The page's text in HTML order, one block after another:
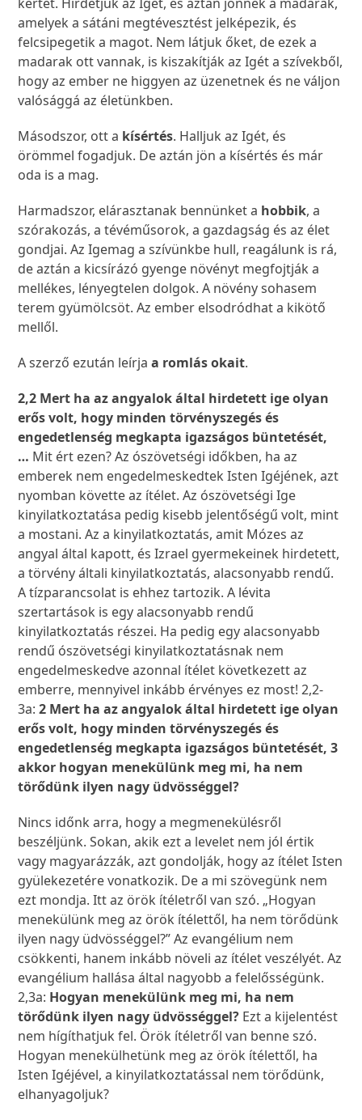
amelyek a sátáni megtévesztést jelképezik, és
felcsipegetik a magot. Nem látjuk őket, de ezek a
madarak ott vannak, is kiszakítják az Igét a szívekből,
hogy az ember ne higgyen az üzenetnek és ne váljon
valósággá az életünkben.
Másodszor, ott a kísértés. Halljuk az Igét, és
örömmel fogadjuk. De aztán jön a kísértés és már
oda is a mag.
Harmadszor, elárasztanak bennünket a hobbik, a
szórakozás, a tévéműsorok, a gazdagság és az élet
gondjai. Az Igemag a szívünkbe hull, reagálunk is rá,
de aztán a kicsírázó gyenge növényt megfojtják a
mellékes, lényegtelen dolgok. A növény sohasem
terem gyümölcsöt. Az ember elsodródhat a kikötő
mellől.
A szerző ezután leírjaa romlás okait.
2,2 Mert ha az angyalok által hirdetett ige olyan
erős volt, hogy minden törvényszegés és
engedetlenség megkapta igazságos büntetését,
… Mit ért ezen? Az ószövetségi időkben, ha az
emberek nem engedelmeskedtek Isten Igéjének, azt
nyomban követte az ítélet. Az ószövetségi Ige
kinyilatkoztatása pedig kisebb jelentőségű volt, mint
a mostani. Az a kinyilatkoztatás, amit Mózes az
angyal által kapott, és Izrael gyermekeinek hirdetett,
a törvény általi kinyilatkoztatás, alacsonyabb rendű.
A tízparancsolat is ehhez tartozik. A lévita
szertartások is egy alacsonyabb rendű
kinyilatkoztatás részei. Ha pedig egy alacsonyabb
rendű ószövetségi kinyilatkoztatásnak nem
engedelmeskedve azonnal ítélet következett az
emberre, mennyivel inkább érvényes ez most! 2,2-
3a:2 Mert ha az angyalok által hirdetett ige olyan
erős volt, hogy minden törvényszegés és
engedetlenség megkapta igazságos büntetését, 3
akkor hogyan menekülünk meg mi, ha nem
törődünk ilyen nagy üdvösséggel?
Nincs időnk arra, hogy a megmenekülésről
beszéljünk. Sokan, akik ezt a levelet nem jól értik
vagy magyarázzák, azt gondolják, hogy az ítélet Isten
gyülekezetére vonatkozik. De a mi szövegünk nem
ezt mondja. Itt az örök ítéletről van szó. „Hogyan
menekülünk meg az örök ítélettől, ha nem törődünk
ilyen nagy üdvösséggel?” Az evangélium nem
csökkenti, hanem inkább növeli az ítélet veszélyét. Az
evangélium hallása által nagyobb a felelősségünk.
2,3a: Hogyan menekülünk meg mi, ha nem
törődünk ilyen nagy üdvösséggel? Ezt a kijelentést
nem hígíthatjuk fel. Örök ítéletről van benne szó.
Hogyan menekülhetünk meg az örök ítélettől, ha
Isten Igéjével, a kinyilatkoztatással nem törődünk,
elhanyagoljuk?